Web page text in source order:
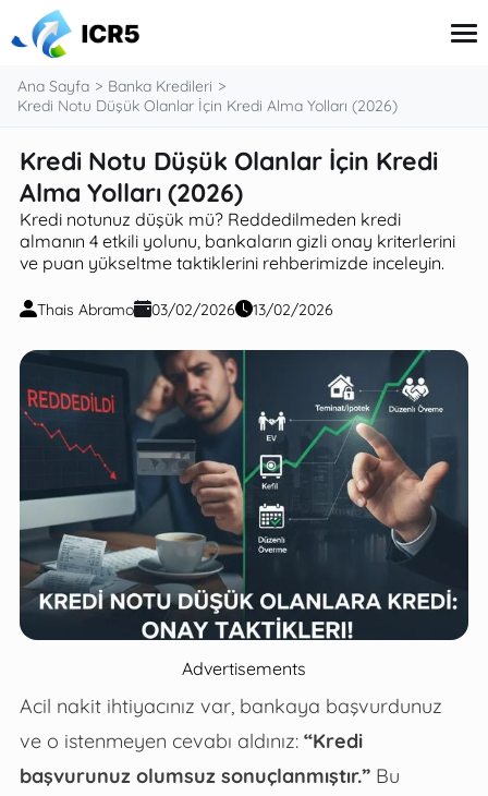
Kredi Kartı
Finanslar
Banka Kredileri
Sigorta
Yatırım
Emeklilik
Ana Sayfa
Banka Kredileri
Kredi Notu Düşük Olanlar İçin Kredi Alma Yolları (2026)
Kredi Notu Düşük Olanlar İçin Kredi
Alma Yolları (2026)
Kredi notunuz düşük mü? Reddedilmeden kredi
almanın 4 etkili yolunu, bankaların gizli onay kriterlerini
ve puan yükseltme taktiklerini rehberimizde inceleyin.
Thais Abramo 03/02/2026 13/02/2026
Advertisements
Acil nakit ihtiyacınız var, bankaya başvurdunuz
ve o istenmeyen cevabı aldınız: “Kredi
başvurunuz olumsuz sonuçlanmıştır.”Bu